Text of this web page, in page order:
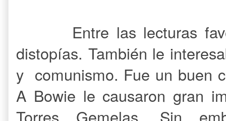
Entre las lecturas
distopías. También le
y comunismo. Fue un buen
A Bowie le causaron gran
Torres Gemelas. Sin